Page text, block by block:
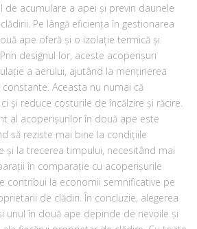
de acumulare a apei și previn daunele
Pe lângă eficiența în gestionarea
ape oferă și o izolație termică și
designul lor, aceste acoperișuri
a aerului, ajutând la menținerea
Aceasta nu numai că
și reduce costurile de încălzire și răcire.
al acoperișurilor în două ape este
să reziste mai bine la condițiile
și la trecerea timpului, necesitând mai
în comparație cu acoperișurile
contribui la economii semnificative pe
de clădiri. În concluzie, alegerea
unul în două ape depinde de nevoile și